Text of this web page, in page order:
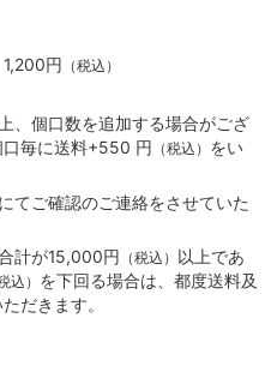
1,200円 （税込）
、個口数を追加する場合がござ
口毎に送料+550 円 （税込） をい
てご確認のご連絡をさせていた
計が15,000円 （税込） 以上であ
込） を下回る場合は、都度送料及
だきます。